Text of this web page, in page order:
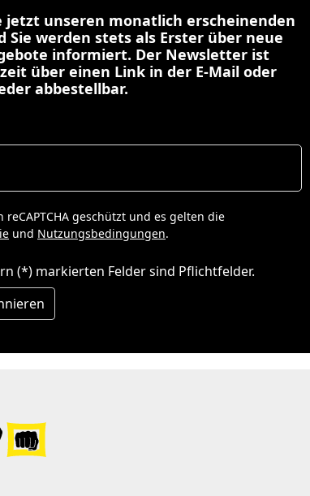
jetzt unseren monatlich erscheinenden
Sie werden stets als Erster über neue
informiert. Der Newsletter ist
über einen Link in der E-Mail oder
abbestellbar.
reCAPTCHA geschützt und es gelten die
und Nutzungsbedingungen.
(*) markierten Felder sind Pflichtfelder.